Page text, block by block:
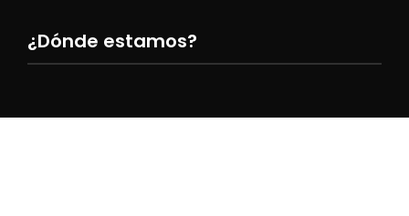
¿Dónde estamos?